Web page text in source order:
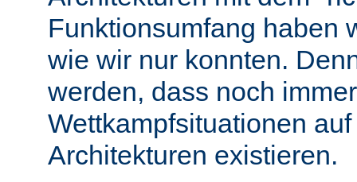
Funktionsumfang haben
wie wir nur konnten.
werden, dass noch immer
Wettkampfsituationen
Architekturen existieren.